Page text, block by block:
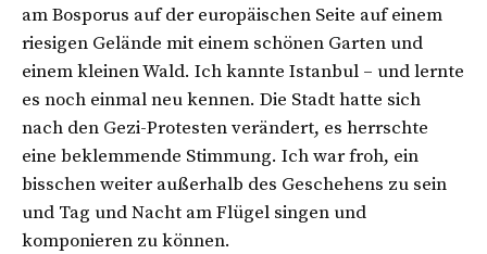
am Bosporus auf der europäischen Seite auf einem
riesigen Gelände mit einem schönen Garten und
einem kleinen Wald. Ich kannte Istanbul – und lernte
es noch einmal neu kennen. Die Stadt hatte sich
nach den Gezi-Protesten verändert, es herrschte
eine beklemmende Stimmung. Ich war froh, ein
bisschen weiter außerhalb des Geschehens zu sein
und Tag und Nacht am Flügel singen und
komponieren zu können.